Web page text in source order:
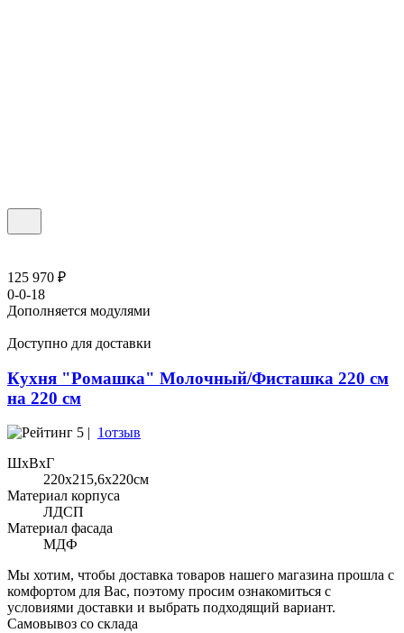
125 970 ₽
0-0-18
Дополняется модулями
Доступно для доставки
Кухня "Ромашка" Молочный/Фисташка 220 см
на 220 см
5 | 1отзыв
ШхВхГ
220x215,6х220см
Материал корпуса
ЛДСП
Материал фасада
МДФ
Мы хотим, чтобы доставка товаров нашего магазина прошла с
комфортом для Вас, поэтому просим ознакомиться с
условиями доставки и выбрать подходящий вариант.
Самовывоз со склада